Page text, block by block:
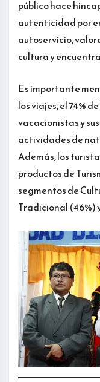
público hace
autenticidad por
autoservicio,
cultura y
Es importante
los viajes, el 74%
vacacionistas y
actividades de
Además, los
productos de
segmentos de
Tradicional (46%)